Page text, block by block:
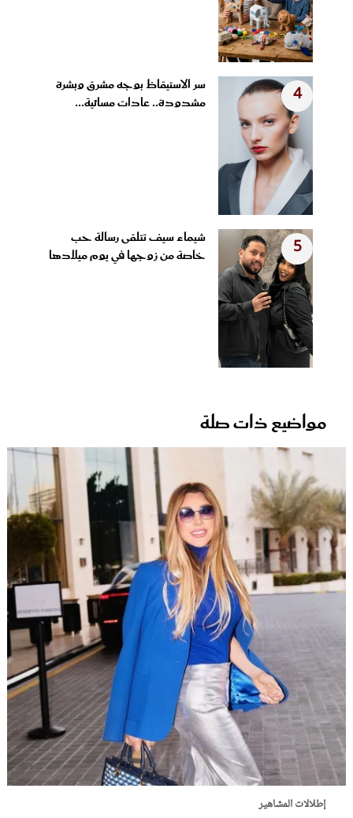
4
سر الاستيقاظ بوجه مشرق وبشرة
مشدودة.. عادات مسائية...
5
شيماء سيف تتلقى رسالة حب
خاصة من زوجها في يوم ميلادها
مواضيع ذات صلة
إطلالات المشاهير